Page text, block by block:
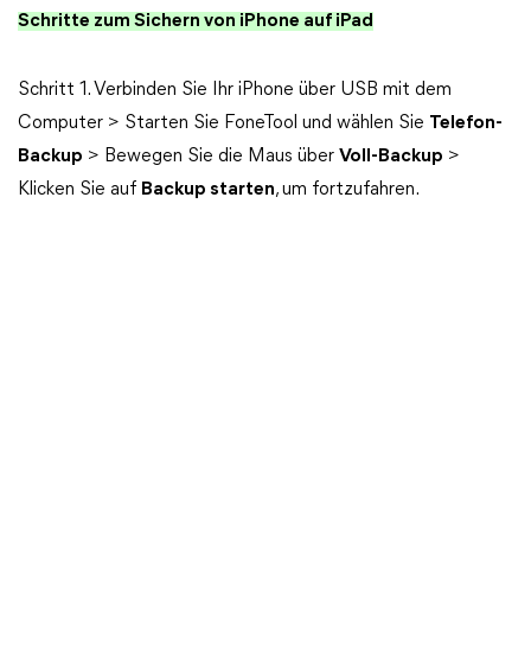
Schritte zum Sichern von iPhone auf iPad
Schritt 1. Verbinden Sie Ihr iPhone über USB mit dem
Computer > Starten Sie FoneTool und wählen Sie Telefon-
Backup > Bewegen Sie die Maus über Voll-Backup >
Klicken Sie auf Backup starten, um fortzufahren.